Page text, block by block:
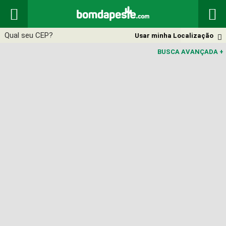
 

Usar minha Localização
BUSCA AVANÇADA +